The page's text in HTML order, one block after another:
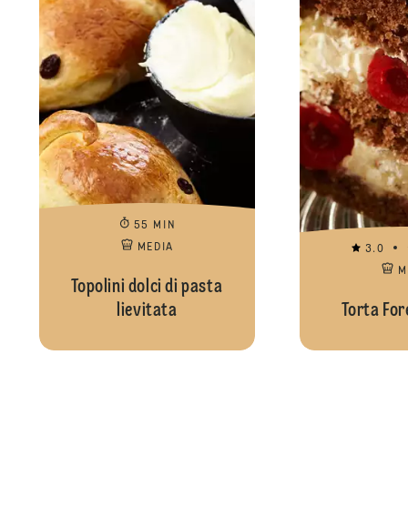
55 MIN
MEDIA
Topolini dolci di pasta
lievitata
3.0
Torta